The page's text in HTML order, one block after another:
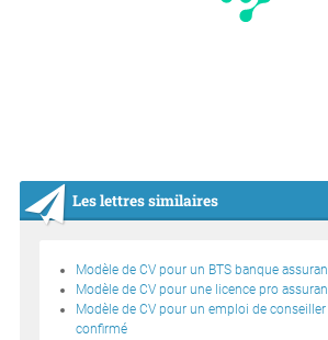
Les lettres similaires
Modèle de CV pour un BTS banque
Modèle de CV pour une licence pro
Modèle de CV pour un emploi de
confirmé